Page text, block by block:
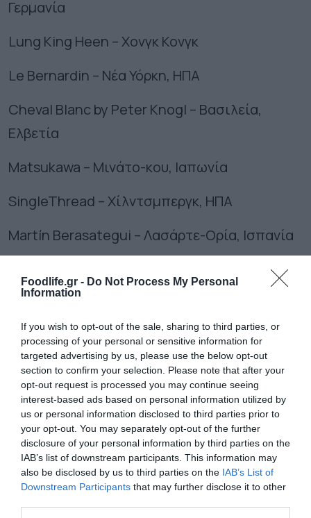
Foodlife.gr - Do Not Process My Personal
Information
If you wish to opt-out of the sale, sharing to third parties, or
processing of your personal or sensitive information for
targeted advertising by us, please use the below opt-out
section to confirm your selection. Please note that after your
opt-out request is processed you may continue seeing
interest-based ads based on personal information utilized by
us or personal information disclosed to third parties prior to
your opt-out. You may separately opt-out of the further
disclosure of your personal information by third parties on the
IAB’s list of downstream participants. This information may
also be disclosed by us to third parties on the IAB’s List of
Downstream Participants that may further disclose it to other
Γερμανία
Lung King Heen – Χονγκ Κονγκ
Le Bernardin – Νέα Υόρκη, ΗΠΑ
Cheval Blanc by Peter Knogl – Βασιλεία,
Ελβετία
Matsukawa – Μινάτο-κου, Ιαπωνία
SingleThread – Χίλντσμπεργκ, ΗΠΑ
Martín Berasategui – Λασάρτε-Ορία, Ισπανία
Robuchon au Dôme – Μακάο, Κίνα
Ακολουθήστε τοfoodlife.gr στο Google
Newsκαι μάθετε πρώτοι όλες τις ειδήσεις
TAGS: ΕΣΤΙΑΤΟΡΙΑ
ΠΕΡΙΣΣΟΤΕΡA